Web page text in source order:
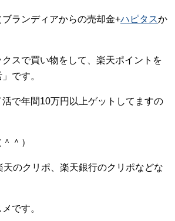
ランディアからの売却金+ハピタスか
スで買い物をして、楽天ポイントを
です。
で年間10万円以上ゲットしてますの
＾）
天のクリポ、楽天銀行のクリポなどな
です。